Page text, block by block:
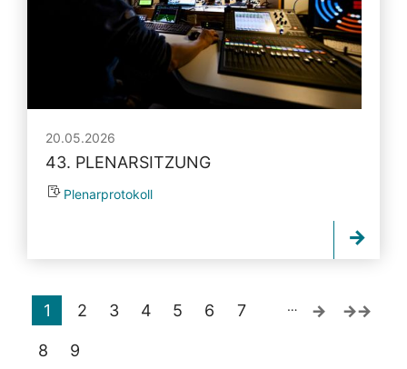
20.05.2026
43. PLENARSITZUNG
Plenarprotokoll
1 2 3 4 5 6 7
8 9
…